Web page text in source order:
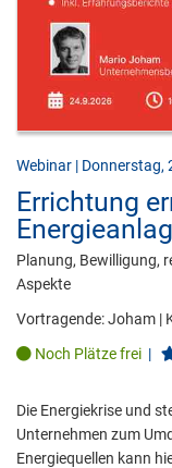
Webinar | Donnerstag,
Errichtung
Planung, Bewilligung,
Aspekte
Vortragende:Joham |
Noch Plätze frei |
Die Energiekrise und
Unternehmen zum
Energiequellen kann